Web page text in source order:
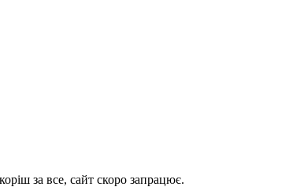
за все, сайт скоро запрацює.